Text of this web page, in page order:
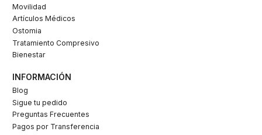
Movilidad
Artículos Médicos
Ostomia
Tratamiento Compresivo
Bienestar
INFORMACIÓN
Blog
Sigue tu pedido
Preguntas Frecuentes
Pagos por Transferencia